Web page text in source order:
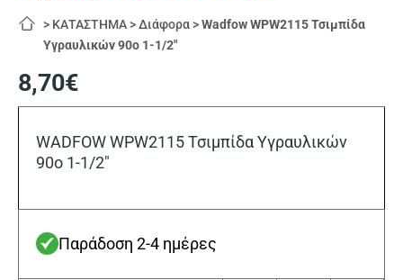
> ΚΑΤΑΣΤΗΜΑ >Διάφορα >Wadfow WPW2115 Τσιμπίδα
Υγραυλικών 90ο 1-1/2″
8,70€
WADFOW WPW2115 Τσιμπίδα Υγραυλικών
90ο 1-1/2″
Παράδοση 2-4 ημέρες